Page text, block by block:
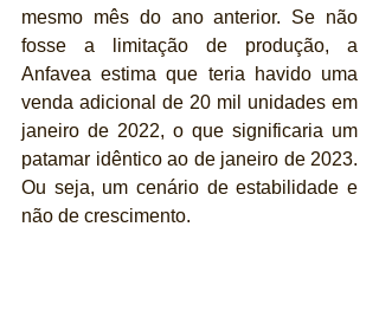
mesmo mês do ano anterior. Se não
fosse a limitação de produção, a
Anfavea estima que teria havido uma
venda adicional de 20 mil unidades em
janeiro de 2022, o que significaria um
patamar idêntico ao de janeiro de 2023.
Ou seja, um cenário de estabilidade e
não de crescimento.